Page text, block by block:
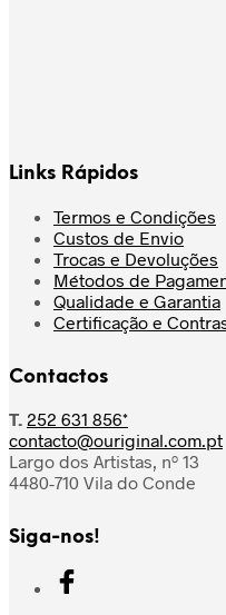
Links Rápidos
Termos e Condições
Custos de Envio
Trocas e Devoluções
Métodos de
Qualidade e Garantia
Certificação e
Contactos
T. 252 631 856*
contacto@ouriginal.com.pt
Largo dos Artistas, nº 13
4480-710 Vila do Conde
Siga-nos!